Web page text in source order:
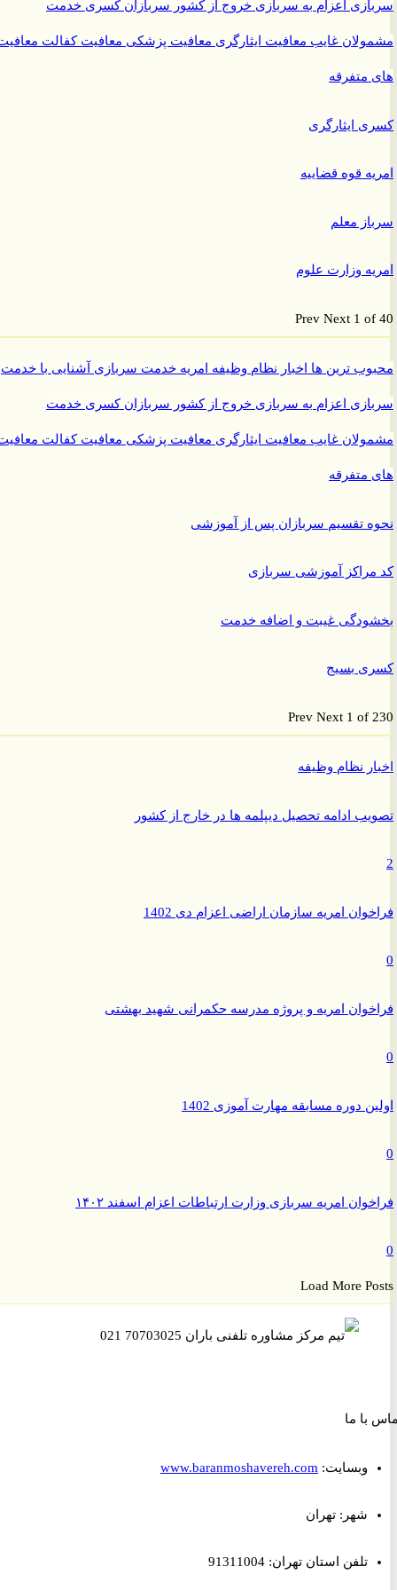
اعزام به سربازیخروج از کشور سربازانکسری خدمت
غایبمعافیت ایثارگریمعافیت پزشکیمعافیت کفالتمعافیت
متفرقه
ایثارگری
قوه قضاییه
معلم
وزارت علوم
PrevNext 1
ترین هااخبار نظام وظیفهامریهخدمت سربازیآشنایی با خدمت
اعزام به سربازیخروج از کشور سربازانکسری خدمت
غایبمعافیت ایثارگریمعافیت پزشکیمعافیت کفالتمعافیت
متفرقه
تقسیم سربازان پس از آموزشی
آموزشی سربازی
غیبت و اضافه خدمت
بسیج
PrevNext 1 of
نظام وظیفه
ادامه تحصیل دیپلمه ها در خارج از کشور
امریه سازمان اراضی اعزام دی 1402
امریه و پروژه مدرسه حکمرانی شهید بهشتی
دوره مسابقه مهارت آموزی 1402
امریه سربازی وزارت ارتباطات اعزام اسفند ۱۴۰۲
Load More
ما
وبسایت:www.baranmoshavereh.com
شهر: تهران
تلفن استان تهران: 91311004